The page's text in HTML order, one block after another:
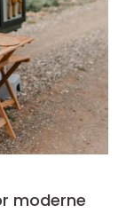
moderne